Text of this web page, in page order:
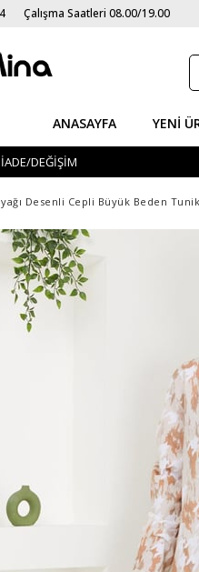
Çalışma Saatleri 08.00/19.00
ANASAYFA YENI
İADE/DEĞİŞİM
Desenli Cepli Büyük Beden